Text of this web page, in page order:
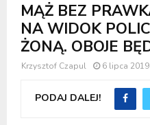
MĄŻ BEZ
NA WIDOK
ŻONĄ. OBOJE
Krzysztof Czapul 6 lipca 2019
PODAJ DALEJ!